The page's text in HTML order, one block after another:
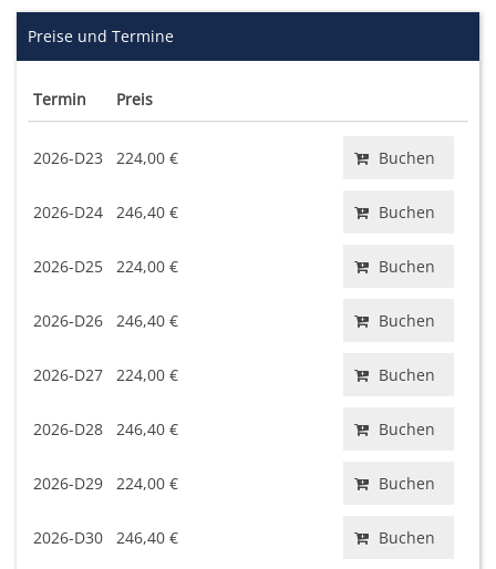
Preise und Termine
Termin Preis
2026-D23 224,00 € Buchen
2026-D24 246,40 € Buchen
2026-D25 224,00 € Buchen
2026-D26 246,40 € Buchen
2026-D27 224,00 € Buchen
2026-D28 246,40 € Buchen
2026-D29 224,00 € Buchen
2026-D30 246,40 € Buchen